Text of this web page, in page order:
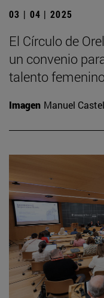
03 | 04 | 2025
El Círculo de
un convenio
talento
Imagen Manuel